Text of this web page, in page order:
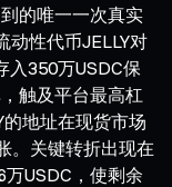
的唯一一次真实
动性代币JELLY对
入350万USDC保
触及平台最高杠
地址在现货市场
。关键转折出现在
USDC，使剩余